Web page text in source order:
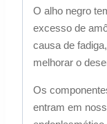
O alho negro
excesso de
causa de
melhorar o
Os
entram em